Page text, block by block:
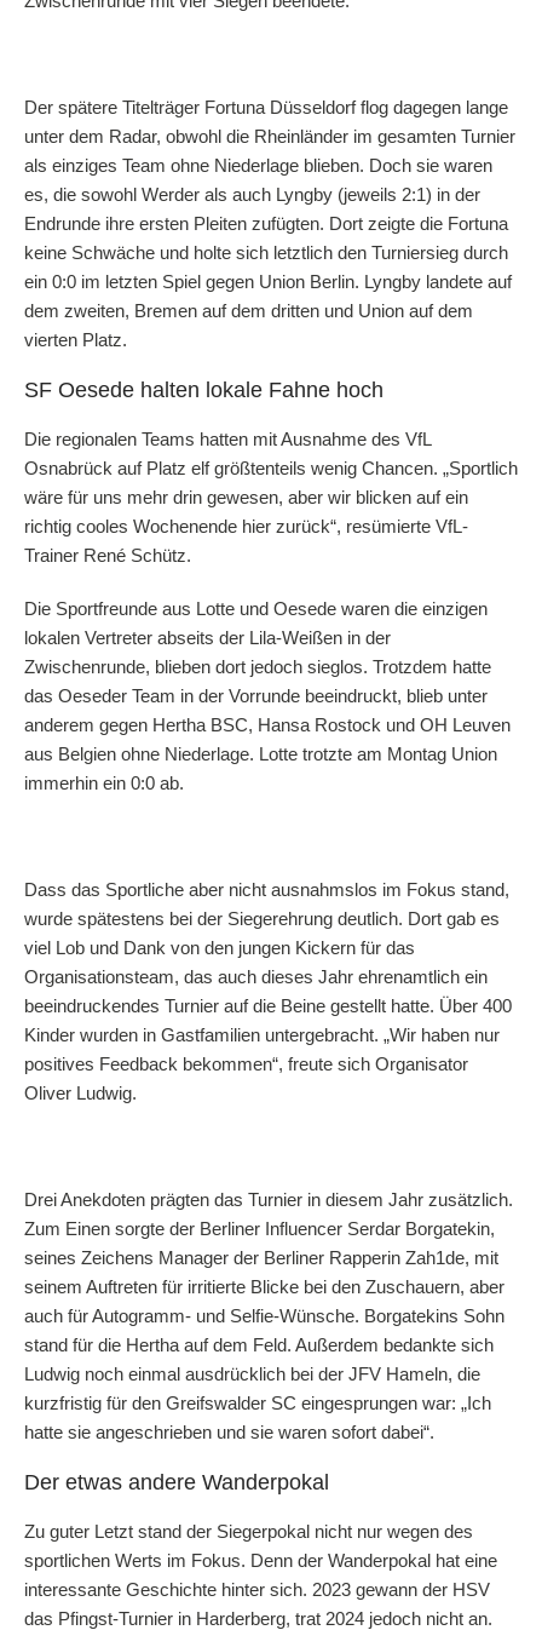
Der spätere Titelträger Fortuna Düsseldorf flog dagegen lange
unter dem Radar, obwohl die Rheinländer im gesamten Turnier
als einziges Team ohne Niederlage blieben. Doch sie waren
es, die sowohl Werder als auch Lyngby (jeweils 2:1) in der
Endrunde ihre ersten Pleiten zufügten. Dort zeigte die Fortuna
keine Schwäche und holte sich letztlich den Turniersieg durch
ein 0:0 im letzten Spiel gegen Union Berlin. Lyngby landete auf
dem zweiten, Bremen auf dem dritten und Union auf dem
vierten Platz.
SF Oesede halten lokale Fahne hoch
Die regionalen Teams hatten mit Ausnahme des VfL
Osnabrück auf Platz elf größtenteils wenig Chancen. „Sportlich
wäre für uns mehr drin gewesen, aber wir blicken auf ein
richtig cooles Wochenende hier zurück“, resümierte VfL-
Trainer René Schütz.
Die Sportfreunde aus Lotte und Oesede waren die einzigen
lokalen Vertreter abseits der Lila-Weißen in der
Zwischenrunde, blieben dort jedoch sieglos. Trotzdem hatte
das Oeseder Team in der Vorrunde beeindruckt, blieb unter
anderem gegen Hertha BSC, Hansa Rostock und OH Leuven
aus Belgien ohne Niederlage. Lotte trotzte am Montag Union
immerhin ein 0:0 ab.
Dass das Sportliche aber nicht ausnahmslos im Fokus stand,
wurde spätestens bei der Siegerehrung deutlich. Dort gab es
viel Lob und Dank von den jungen Kickern für das
Organisationsteam, das auch dieses Jahr ehrenamtlich ein
beeindruckendes Turnier auf die Beine gestellt hatte. Über 400
Kinder wurden in Gastfamilien untergebracht. „Wir haben nur
positives Feedback bekommen“, freute sich Organisator
Oliver Ludwig.
Drei Anekdoten prägten das Turnier in diesem Jahr zusätzlich.
Zum Einen sorgte der Berliner Influencer Serdar Borgatekin,
seines Zeichens Manager der Berliner Rapperin Zah1de, mit
seinem Auftreten für irritierte Blicke bei den Zuschauern, aber
auch für Autogramm- und Selfie-Wünsche. Borgatekins Sohn
stand für die Hertha auf dem Feld. Außerdem bedankte sich
Ludwig noch einmal ausdrücklich bei der JFV Hameln, die
kurzfristig für den Greifswalder SC eingesprungen war: „Ich
hatte sie angeschrieben und sie waren sofort dabei“.
Der etwas andere Wanderpokal
Zu guter Letzt stand der Siegerpokal nicht nur wegen des
sportlichen Werts im Fokus. Denn der Wanderpokal hat eine
interessante Geschichte hinter sich. 2023 gewann der HSV
das Pfingst-Turnier in Harderberg, trat 2024 jedoch nicht an.